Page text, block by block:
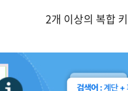
2개 이상의 복합